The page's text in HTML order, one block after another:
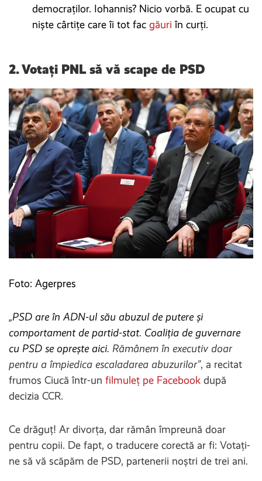
democraților. Iohannis? Nicio vorbă. E ocupat cu
niște cârtițe care îi tot fac găuri în curți.
2.Votați PNL să vă scape de PSD
Foto: Agerpres
„PSD are în ADN-ul său abuzul de putere și
comportament de partid-stat. Coaliția de guvernare
cu PSD se oprește aici. Rămânem în executiv doar
pentru a împiedica escaladarea abuzurilor”, a recitat
frumos Ciucă într-un filmuleț pe Facebook după
decizia CCR.
Ce drăguț! Ar divorța, dar rămân împreună doar
pentru copii. De fapt, o traducere corectă ar fi: Votați-
ne să vă scăpăm de PSD, partenerii noștri de trei ani.